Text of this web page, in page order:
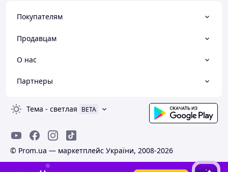
Покупателям
Продавцам
О нас
Партнеры
Тема - светлая BETA
© Prom.ua — маркетплейс України, 2008-2026